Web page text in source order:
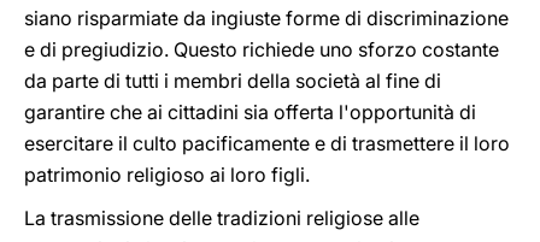
siano risparmiate da ingiuste forme di discriminazione
e di pregiudizio. Questo richiede uno sforzo costante
da parte di tutti i membri della società al fine di
garantire che ai cittadini sia offerta l'opportunità di
esercitare il culto pacificamente e di trasmettere il loro
patrimonio religioso ai loro figli.
La trasmissione delle tradizioni religiose alle